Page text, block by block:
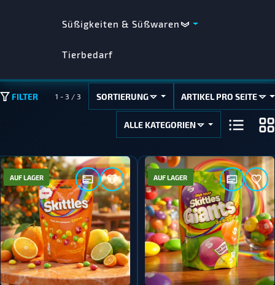
Süßigkeiten & Süßwaren
Tierbedarf
FILTER 1 - 3 / 3 SORTIERUNG ARTIKEL PRO SEITE
ALLE KATEGORIEN
AUF LAGER AUF LAGER